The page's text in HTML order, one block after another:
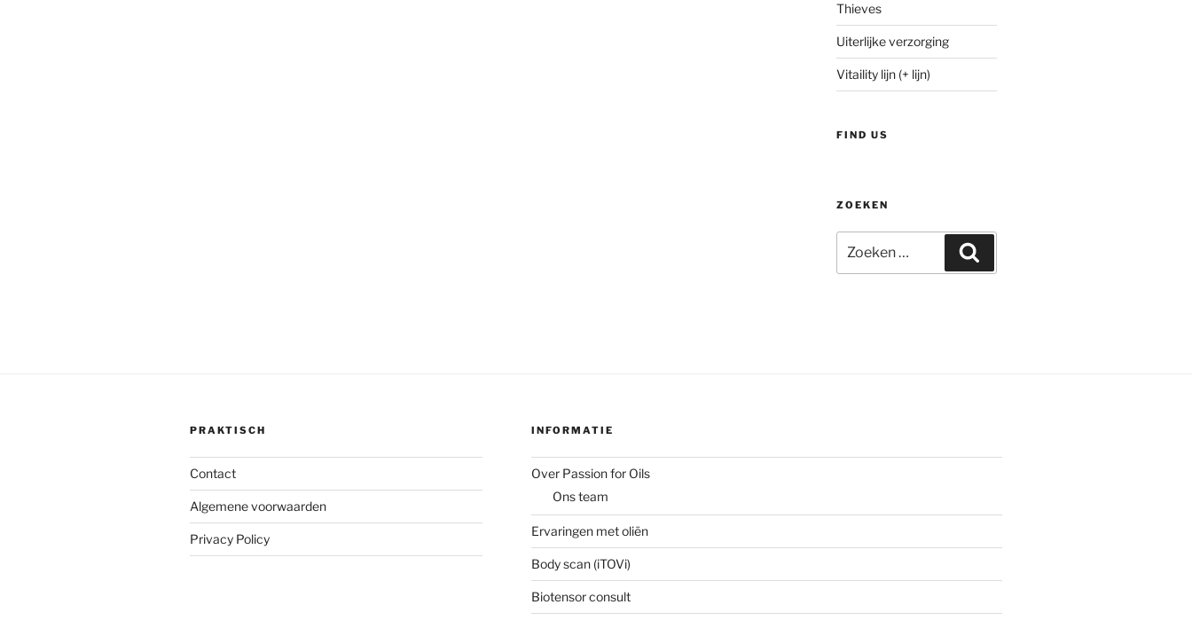
Thieves
Uiterlijke verzorging
Vitaility lijn (+ lijn)
FIND US
ZOEKEN
naar:
PRAKTISCH
Contact
Algemene voorwaarden
Privacy Policy
INFORMATIE
Over Passion for Oils
Ons team
Ervaringen met oliën
Body scan (iTOVi)
Biotensor consult